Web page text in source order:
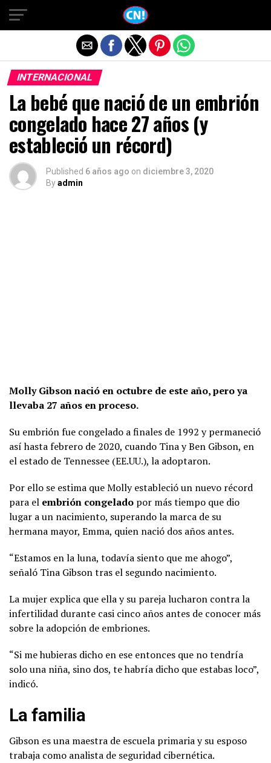
INTERNACIONAL
La bebé que nació de un embrión
congelado hace 27 años (y
estableció un récord)
Published 6 años ago on diciembre 3, 2020
Byadmin
Molly Gibson nació en octubre de este año, pero ya
llevaba 27 años en proceso.
Su embrión fue congelado a finales de 1992 y permaneció
así hasta febrero de 2020, cuando Tina y Ben Gibson, en
el estado de Tennessee (EE.UU.), la adoptaron.
Por ello se estima que Molly estableció un nuevo récord
para el embrión congelado por más tiempo que dio
lugar a un nacimiento, superando la marca de su
hermana mayor, Emma, quien nació dos años antes.
“Estamos en la luna, todavía siento que me ahogo”,
señaló Tina Gibson tras el segundo nacimiento.
La mujer explica que ella y su pareja lucharon contra la
infertilidad durante casi cinco años antes de conocer más
sobre la adopción de embriones.
“Si me hubieras dicho en ese entonces que no tendría
solo una niña, sino dos, te habría dicho que estabas loco”,
indicó.
La familia
Gibson es una maestra de escuela primaria y su esposo
trabaja como analista de seguridad cibernética.
Salir de la versión móvil